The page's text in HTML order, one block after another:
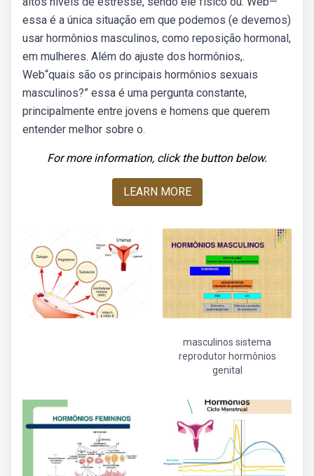
essa é a única situação em que podemos (e devemos)
usar hormônios masculinos, como reposição hormonal,
em mulheres. Além do ajuste dos hormônios,.
Web“quais são os principais hormônios sexuais
masculinos?” essa é uma pergunta constante,
principalmente entre jovens e homens que querem
entender melhor sobre o.
For more information, click the button below.
LEARN MORE
masculinos sistema
reprodutor hormônios
genital